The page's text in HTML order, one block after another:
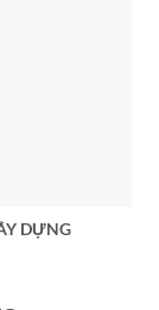
DỰNG